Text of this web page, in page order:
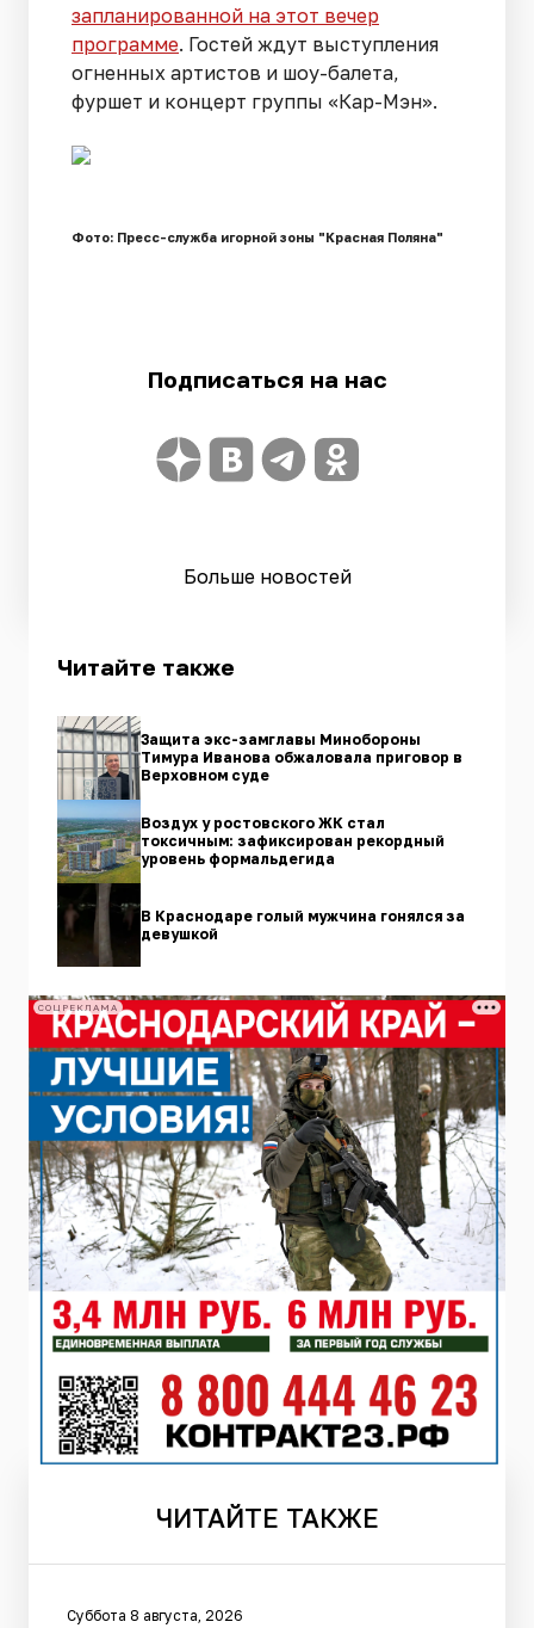
запланированной на этот вечер
программе. Гостей ждут выступления
огненных артистов и шоу-балета,
фуршет и концерт группы «Кар-Мэн».
Фото: Пресс-служба игорной зоны "Красная Поляна"
Подписаться на нас
Больше новостей
Читайте также
Защита экс-замглавы Минобороны
Тимура Иванова обжаловала приговор в
Верховном суде
Воздух у ростовского ЖК стал
токсичным: зафиксирован рекордный
уровень формальдегида
В Краснодаре голый мужчина гонялся за
девушкой
СОЦРЕКЛАМА
ЧИТАЙТЕ ТАКЖЕ
Суббота 8 августа, 2026